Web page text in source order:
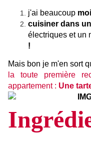
j'ai beaucoup
cuisiner dans
électriques et un
!
Mais bon je m'en sort
la toute première
appartement : Une